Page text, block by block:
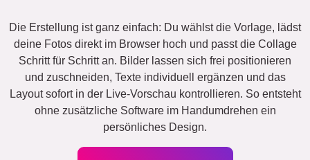
Die Erstellung ist ganz einfach: Du wählst die Vorlage, lädst
deine Fotos direkt im Browser hoch und passt die Collage
Schritt für Schritt an. Bilder lassen sich frei positionieren
und zuschneiden, Texte individuell ergänzen und das
Layout sofort in der Live-Vorschau kontrollieren. So entsteht
ohne zusätzliche Software im Handumdrehen ein
persönliches Design.